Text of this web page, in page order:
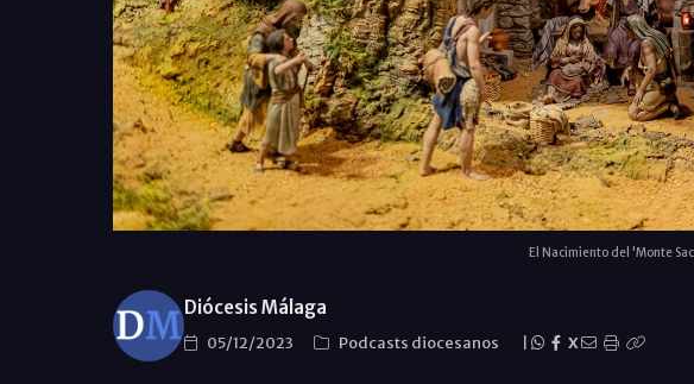
El Nacimiento del 'Monte
Diócesis Málaga
05/12/2023 Podcasts diocesanos X